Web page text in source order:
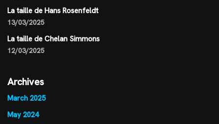
La taille de Hans Rosenfeldt
13/03/2025
La taille de Chelan Simmons
12/03/2025
Archives
March 2025
May 2024